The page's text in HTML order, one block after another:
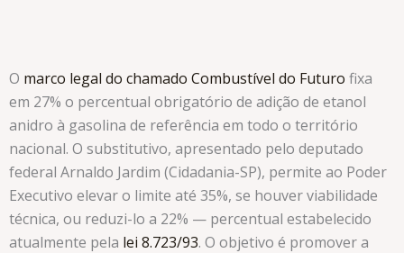
O marco legal do chamado Combustível do Futuro fixa
em 27% o percentual obrigatório de adição de etanol
anidro à gasolina de referência em todo o território
nacional. O substitutivo, apresentado pelo deputado
federal Arnaldo Jardim (Cidadania-SP), permite ao Poder
Executivo elevar o limite até 35%, se houver viabilidade
técnica, ou reduzi-lo a 22% — percentual estabelecido
atualmente pela lei 8.723/93. O objetivo é promover a